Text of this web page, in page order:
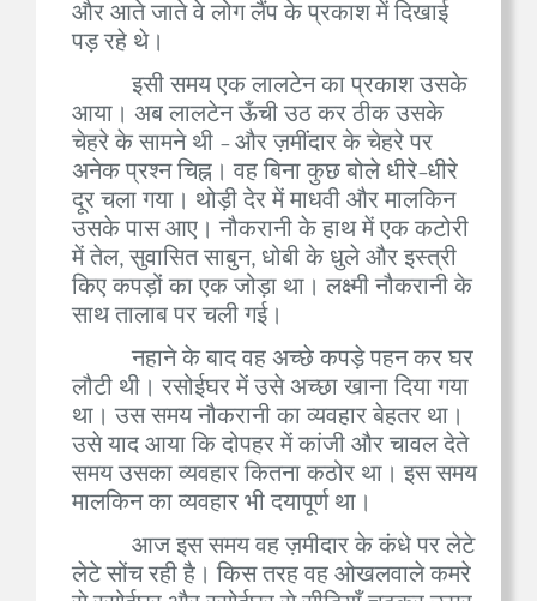
और आते जाते वे लोग लैंप के प्रकाश में दिखाई
पड़ रहे थे।
इसी समय एक लालटेन का प्रकाश उसके
आया। अब लालटेन ऊँची उठ कर ठीक उसके
चेहरे के सामने थी - और ज़मींदार के चेहरे पर
अनेक प्रश्न चिह्न। वह बिना कुछ बोले धीरे-धीरे
दूर चला गया। थोड़ी देर में माधवी और मालकिन
उसके पास आए। नौकरानी के हाथ में एक कटोरी
में तेल, सुवासित साबुन, धोबी के धुले और इस्त्री
किए कपड़ों का एक जोड़ा था। लक्ष्मी नौकरानी के
साथ तालाब पर चली गई।
नहाने के बाद वह अच्छे कपड़े पहन कर घर
लौटी थी। रसोईघर में उसे अच्छा खाना दिया गया
था। उस समय नौकरानी का व्यवहार बेहतर था।
उसे याद आया कि दोपहर में कांजी और चावल देते
समय उसका व्यवहार कितना कठोर था। इस समय
मालकिन का व्यवहार भी दयापूर्ण था।
आज इस समय वह ज़मीदार के कंधे पर लेटे
लेटे सोंच रही है। किस तरह वह ओखलवाले कमरे